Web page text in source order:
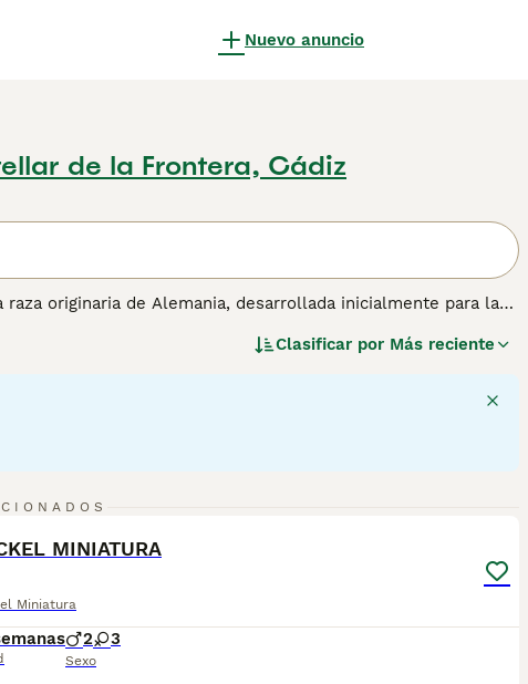
Nuevo anuncio
de la Frontera, Cádiz
raza originaria de Alemania, desarrollada inicialmente para la
y duro, y su tamaño compacto, generalmente bajo 5 kg,
requiere entrenamiento paciente y constante. Su naturaleza
Para su cuidado, es fundamental controlar su peso y
a problemas de espalda. Por estas características, el
busquen un perro pequeño y con mucha personalidad,
Clasificar por Más reciente
MINIATURA
Miniatura
2 3
Sexo